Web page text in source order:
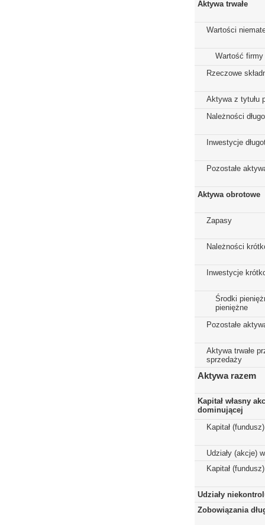
Aktywa trwałe
Wartości
Wartość firmy
Rzeczowe
Aktywa z tytułu
Należności
Inwestycje
Pozostałe
Aktywa obrotowe
Zapasy
Należności
Inwestycje
Środki
pieniężne
Pozostałe
Aktywa trwałe
sprzedaży
Aktywa razem
Kapitał własny
dominującej
Kapitał
Udziały (akcje)
Kapitał
Udziały
Zobowiązania